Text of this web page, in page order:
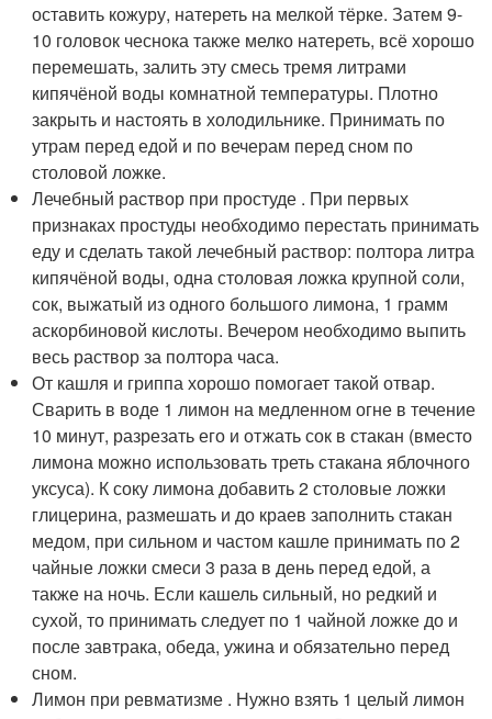
оставить кожуру, натереть на мелкой тёрке. Затем 9-
10 головок чеснока также мелко натереть, всё хорошо
перемешать, залить эту смесь тремя литрами
кипячёной воды комнатной температуры. Плотно
закрыть и настоять в холодильнике. Принимать по
утрам перед едой и по вечерам перед сном по
столовой ложке.
Лечебный раствор при простуде . При первых
признаках простуды необходимо перестать принимать
еду и сделать такой лечебный раствор: полтора литра
кипячёной воды, одна столовая ложка крупной соли,
сок, выжатый из одного большого лимона, 1 грамм
аскорбиновой кислоты. Вечером необходимо выпить
весь раствор за полтора часа.
От кашля и гриппа хорошо помогает такой отвар.
Сварить в воде 1 лимон на медленном огне в течение
10 минут, разрезать его и отжать сок в стакан (вместо
лимона можно использовать треть стакана яблочного
уксуса). К соку лимона добавить 2 столовые ложки
глицерина, размешать и до краев заполнить стакан
медом, при сильном и частом кашле принимать по 2
чайные ложки смеси 3 раза в день перед едой, а
также на ночь. Если кашель сильный, но редкий и
сухой, то принимать следует по 1 чайной ложке до и
после завтрака, обеда, ужина и обязательно перед
сном.
Лимон при ревматизме . Нужно взять 1 целый лимон